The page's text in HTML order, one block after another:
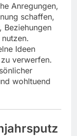
Anregungen,
schaffen,
Beziehungen
Ideen
verwerfen.
wohltuend